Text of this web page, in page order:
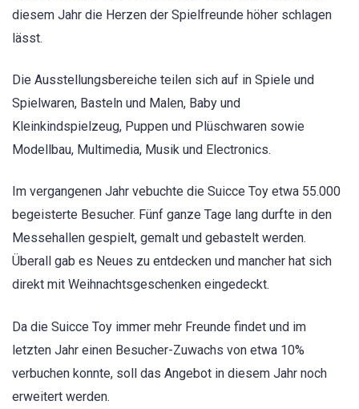
diesem Jahr die Herzen der Spielfreunde höher schlagen
lässt.
Die Ausstellungsbereiche teilen sich auf in Spiele und
Spielwaren, Basteln und Malen, Baby und
Kleinkindspielzeug, Puppen und Plüschwaren sowie
Modellbau, Multimedia, Musik und Electronics.
Im vergangenen Jahr vebuchte die Suicce Toy etwa 55.000
begeisterte Besucher. Fünf ganze Tage lang durfte in den
Messehallen gespielt, gemalt und gebastelt werden.
Überall gab es Neues zu entdecken und mancher hat sich
direkt mit Weihnachtsgeschenken eingedeckt.
Da die Suicce Toy immer mehr Freunde findet und im
letzten Jahr einen Besucher-Zuwachs von etwa 10%
verbuchen konnte, soll das Angebot in diesem Jahr noch
erweitert werden.